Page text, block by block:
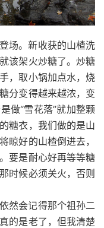
场。新收获的山楂洗
该架火炒糖了。炒糖
，取小锅加点水，烧
分变得越来越浓，变
做“雪花落”就加整颗
糖衣，我们做的是山
晾好的山楂倒进去，
要是耐心好再等等糖
时候必须关火，否则
然会记得那个祖孙二
的是老了，但我清楚